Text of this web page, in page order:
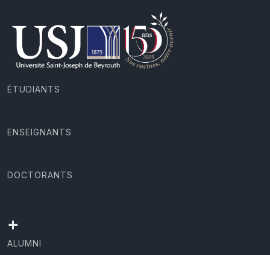
ÉTUDIANTS
ENSEIGNANTS
DOCTORANTS
+
ALUMNI